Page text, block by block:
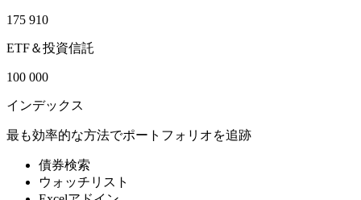
175 910
ETF＆投資信託
100 000
インデックス
最も効率的な方法でポートフォリオを追跡
債券検索
ウォッチリスト